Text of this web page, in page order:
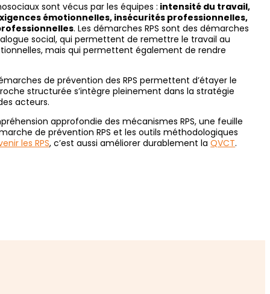
sont vécus par les équipes : intensité du travail,
émotionnelles, insécurités professionnelles,
. Les démarches RPS sont des démarches
social, qui permettent de remettre le travail au
mais qui permettent également de rendre
de prévention des RPS permettent d’étayer le
structurée s’intègre pleinement dans la stratégie
acteurs.
approfondie des mécanismes RPS, une feuille
de prévention RPS et les outils méthodologiques
les RPS, c’est aussi améliorer durablement laQVCT.